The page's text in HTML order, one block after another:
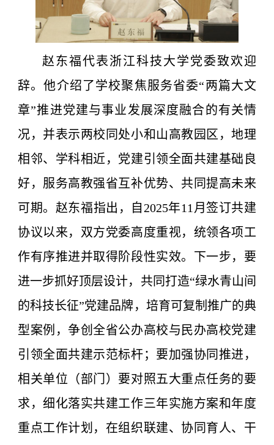
赵东福代表浙江科技大学党委致欢迎
辞。他介绍了学校聚焦服务省委“两篇大文
章”推进党建与事业发展深度融合的有关情
况，并表示两校同处小和山高教园区，地理
相邻、学科相近，党建引领全面共建基础良
好，服务高教强省互补优势、共同提高未来
可期。赵东福指出，自2025年11月签订共建
协议以来，双方党委高度重视，统领各项工
作有序推进并取得阶段性实效。下一步，要
进一步抓好顶层设计，共同打造“绿水青山间
的科技长征”党建品牌，培育可复制推广的典
型案例，争创全省公办高校与民办高校党建
引领全面共建示范标杆；要加强协同推进，
相关单位（部门）要对照五大重点任务的要
求，细化落实共建工作三年实施方案和年度
重点工作计划，在组织联建、协同育人、干